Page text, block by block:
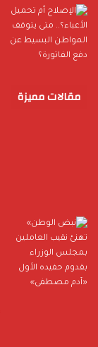
مقالات مميزة